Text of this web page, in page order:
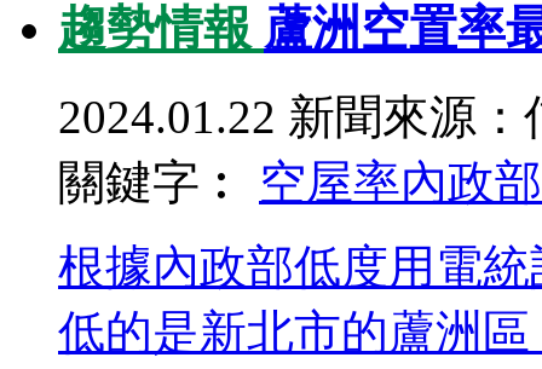
趨勢情報 蘆洲空置率
2024.01.22 新聞來源：
關鍵字︰ 空屋率內政部
根據內政部低度用電
低的是新北市的蘆洲